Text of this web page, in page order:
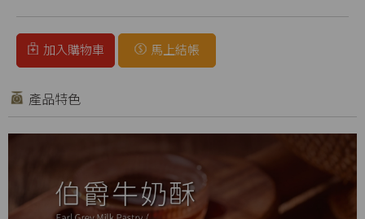
加入購物車 馬上結帳
產品特色